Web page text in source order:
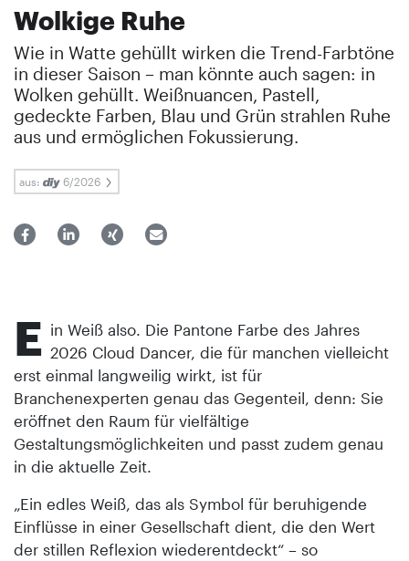
Wolkige Ruhe
Wie in Watte gehüllt wirken die Trend-Farbtöne
in dieser Saison – man könnte auch sagen: in
Wolken gehüllt. Weißnuancen, Pastell,
gedeckte Farben, Blau und Grün strahlen Ruhe
aus und ermöglichen Fokussierung.
aus: 6/2026
E in Weiß also. Die Pantone Farbe des Jahres
2026 Cloud Dancer, die für manchen vielleicht
erst einmal langweilig wirkt, ist für
Branchenexperten genau das Gegenteil, denn: Sie
eröffnet den Raum für vielfältige
Gestaltungsmöglichkeiten und passt zudem genau
in die aktuelle Zeit.
„Ein edles Weiß, das als Symbol für beruhigende
Einflüsse in einer Gesellschaft dient, die den Wert
der stillen Reflexion wiederentdeckt“ – so